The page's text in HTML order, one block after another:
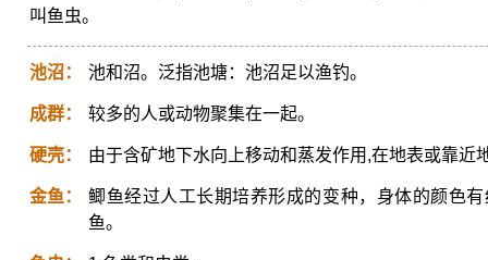
叫鱼虫。
池沼： 池和沼。泛指池塘：池沼足以渔钓。
成群： 较多的人或动物聚集在一起。
硬壳： 由于含矿地下水向上移动和蒸发作用,在地表或靠近
金鱼：
鲫鱼经过人工长期培养形成的变种，身体的颜色
鱼。